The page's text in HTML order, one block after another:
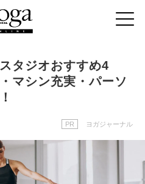
タジオおすすめ4
マシン充実・パーソ
PR ヨガジャーナル